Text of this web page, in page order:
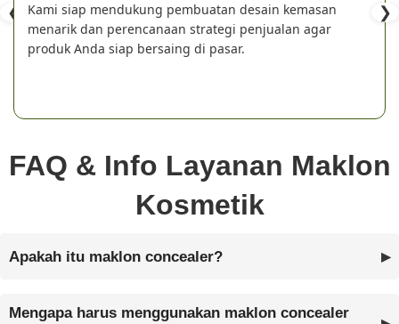
❮
Kami siap mendukung pembuatan desain kemasan
menarik dan perencanaan strategi penjualan agar
produk Anda siap bersaing di pasar.
❯
FAQ & Info Layanan Maklon
Kosmetik
Apakah itu maklon concealer?
Mengapa harus menggunakan maklon concealer